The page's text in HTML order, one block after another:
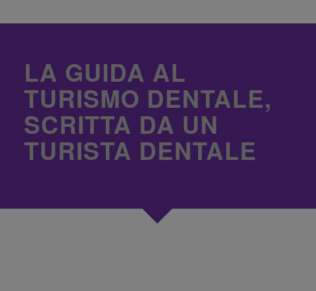
LA GUIDA AL
TURISMO DENTALE,
SCRITTA DA UN
TURISTA DENTALE